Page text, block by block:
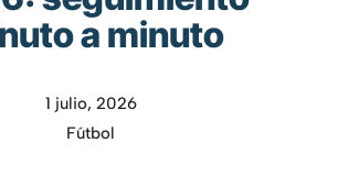
a minuto
1 julio, 2026
Fútbol